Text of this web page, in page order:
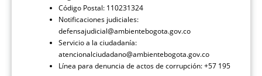
Código Postal: 110231324
Notificaciones judiciales:
defensajudicial@ambientebogota.gov.co
Servicio a la ciudadanía:
atencionalciudadano@ambientebogota.gov.co
Línea para denuncia de actos de corrupción: +57 195